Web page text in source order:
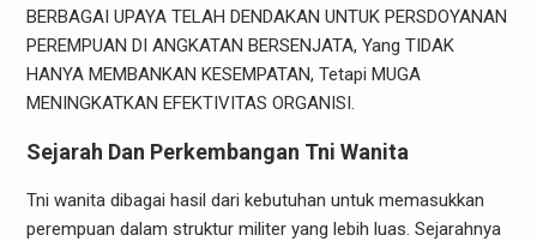
BERBAGAI UPAYA TELAH DENDAKAN UNTUK PERSDOYANAN
PEREMPUAN DI ANGKATAN BERSENJATA, Yang TIDAK
HANYA MEMBANKAN KESEMPATAN, Tetapi MUGA
MENINGKATKAN EFEKTIVITAS ORGANISI.
Sejarah Dan Perkembangan Tni Wanita
Tni wanita dibagai hasil dari kebutuhan untuk memasukkan
perempuan dalam struktur militer yang lebih luas. Sejarahnya